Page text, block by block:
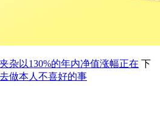
杂以130%的年内净值涨幅正在 下
做本人不喜好的事